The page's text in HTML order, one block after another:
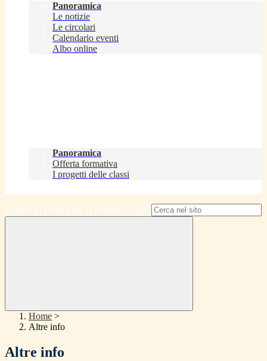
Panoramica
Le notizie
Le circolari
Calendario eventi
Albo online
Panoramica
Offerta formativa
I progetti delle classi
Campo di ricerca per le pagine del sito
Home >
Altre info
Altre info